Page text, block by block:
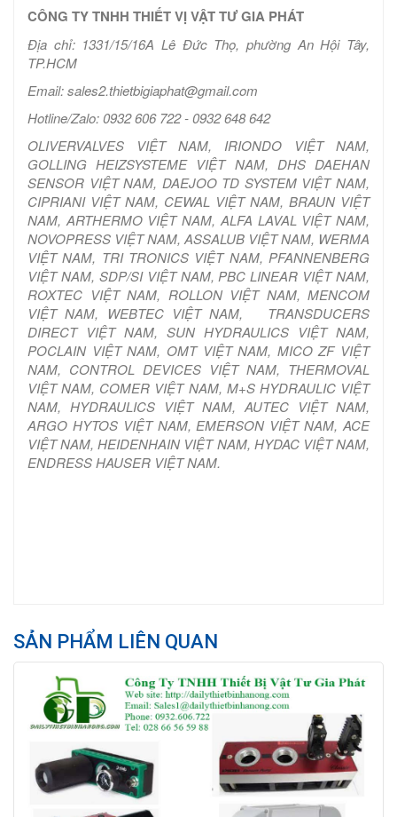
CÔNG TY TNHH THIẾT VỊ VẬT TƯ GIA PHÁT
Địa chỉ: 1331/15/16A Lê Đức Thọ, phường An Hội Tây,
TP.HCM
Email: sales2.thietbigiaphat@gmail.com
Hotline/Zalo: 0932 606 722 - 0932 648 642
OLIVERVALVES VIỆT NAM, IRIONDO VIỆT NAM,
GOLLING HEIZSYSTEME VIỆT NAM, DHS DAEHAN
SENSOR VIỆT NAM, DAEJOO TD SYSTEM VIỆT NAM,
CIPRIANI VIỆT NAM, CEWAL VIỆT NAM, BRAUN VIỆT
NAM, ARTHERMO VIỆT NAM, ALFA LAVAL VIỆT NAM,
NOVOPRESS VIỆT NAM, ASSALUB VIỆT NAM, WERMA
VIỆT NAM, TRI TRONICS VIỆT NAM, PFANNENBERG
VIỆT NAM, SDP/SI VIỆT NAM, PBC LINEAR VIỆT NAM,
ROXTEC VIỆT NAM, ROLLON VIỆT NAM, MENCOM
VIỆT NAM, WEBTEC VIỆT NAM, TRANSDUCERS
DIRECT VIỆT NAM, SUN HYDRAULICS VIỆT NAM,
POCLAIN VIỆT NAM, OMT VIỆT NAM, MICO ZF VIỆT
NAM, CONTROL DEVICES VIỆT NAM, THERMOVAL
VIỆT NAM, COMER VIỆT NAM, M+S HYDRAULIC VIỆT
NAM, HYDRAULICS VIỆT NAM, AUTEC VIỆT NAM,
ARGO HYTOS VIỆT NAM, EMERSON VIỆT NAM, ACE
VIỆT NAM, HEIDENHAIN VIỆT NAM, HYDAC VIỆT NAM,
ENDRESS HAUSER VIỆT NAM.
SẢN PHẨM LIÊN QUAN